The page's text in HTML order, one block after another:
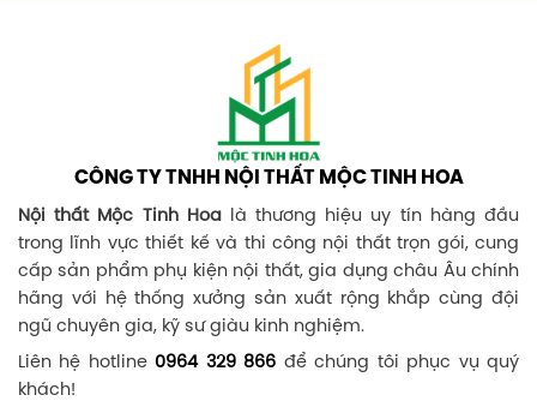
CÔNG TY TNHH NỘI THẤT MỘC TINH HOA
Nội thất Mộc Tinh Hoalà thương hiệu uy tín hàng đầu
trong lĩnh vực thiết kế và thi công nội thất trọn gói, cung
cấp sản phẩm phụ kiện nội thất, gia dụng châu Âu chính
hãng với hệ thống xưởng sản xuất rộng khắp cùng đội
ngũ chuyên gia, kỹ sư giàu kinh nghiệm.
Liên hệ hotline 0964 329 866 để chúng tôi phục vụ quý
khách!